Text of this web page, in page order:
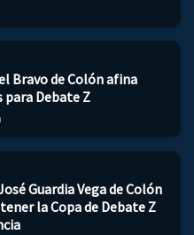
Bravo de Colón afina
Debate Z
Guardia Vega de Colón
la Copa de Debate Z